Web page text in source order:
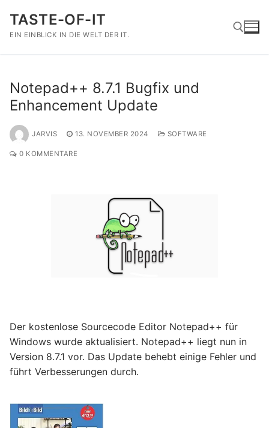
Inhalt
springen
TASTE-OF-IT
EIN EINBLICK IN DIE WELT DER IT.
Notepad++ 8.7.1 Bugfix und
Enhancement Update
JARVIS 13. NOVEMBER 2024 SOFTWARE
0 KOMMENTARE
Der kostenlose Sourcecode Editor Notepad++ für
Windows wurde aktualisiert. Notepad++ liegt nun in
Version 8.7.1 vor. Das Update behebt einige Fehler und
führt Verbesserungen durch.